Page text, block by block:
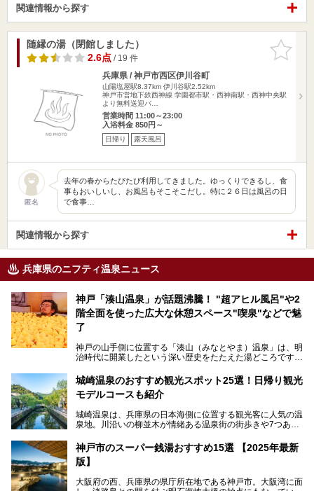
関連情報から探す
お気に入
りに追加
随縁の湯（閉館しました）
2.6点/ 19 件
兵庫県 / 神戸市西区伊川谷町
山陽塩屋駅8.37km 伊川谷駅2.52km
神戸市営地下鉄西神線 学園都市駅・西神南駅・西神中央駅
より無料送迎バ…
営業時間 11:00～23:00
入浴料金 850円～
日帰り 露天風呂
匿名
去年の春からたびたび利用してきました。ゆっくりできるし、食
事もおいしいし、お風呂もそこそこだし。特に２６日は風呂の日
で食事…
関連情報から探す
兵庫県のニフティ温泉ニュース
神戸「湊山温泉」が話題沸騰！ "超アヒル風呂"や2
階全面を使った広大な休憩スペース"喫泉"などで魅
了
神戸の山手側に位置する「湊山（みなとやま）温泉」は、明
治時代に開業したという深い歴史をたたえた湯どころです。
っぱいに浮かぶアヒルちゃん。さらに、ゆったりくつろげて
コワーキングも可能な休憩スペースも人気に。斬新な企画や
設備で人々をアッと驚かせる湊山温泉の魅力をリポートしま
城崎温泉のおすすめ観光スポット25選！日帰り観光
モデルコースも紹介
城崎温泉は、兵庫県の日本海側に位置する観光客に人気の温
泉地。川沿いの柳並木が情緒ある温泉街の街歩きや7つある
られています。鉄道の駅から温泉街が近く、歩いて回るのに
ちょうどよい規模で、日帰りでの訪問にもおすすめです。
の観光スポットをピックアップ。温泉やご当地グルメなどを
神戸市のスーパー銭湯おすすめ15選 【2025年最新
版】
大阪府の西、兵庫県の県庁所在地である神戸市。大阪湾に面